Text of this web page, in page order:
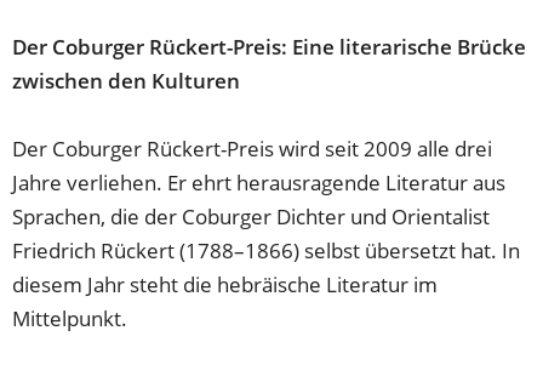
Der Coburger Rückert-Preis: Eine literarische Brücke
zwischen den Kulturen
Der Coburger Rückert-Preis wird seit 2009 alle drei
Jahre verliehen. Er ehrt herausragende Literatur aus
Sprachen, die der Coburger Dichter und Orientalist
Friedrich Rückert (1788–1866) selbst übersetzt hat. In
diesem Jahr steht die hebräische Literatur im
Mittelpunkt.